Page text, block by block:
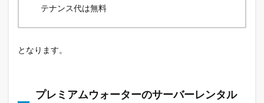
テナンス代は無料
となります。
プレミアムウォーターのサーバーレンタル